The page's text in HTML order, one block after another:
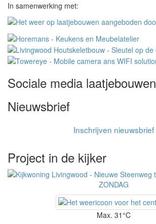
In samenwerking met:
Sociale media laatjebouwen
Nieuwsbrief
Inschrijven nieuwsbrief
Project in de kijker
ZONDAG
Max. 31°C